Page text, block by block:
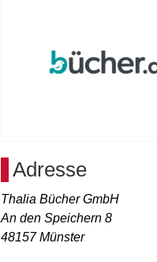
Adresse
Thalia Bücher GmbH
An den Speichern 8
48157 Münster